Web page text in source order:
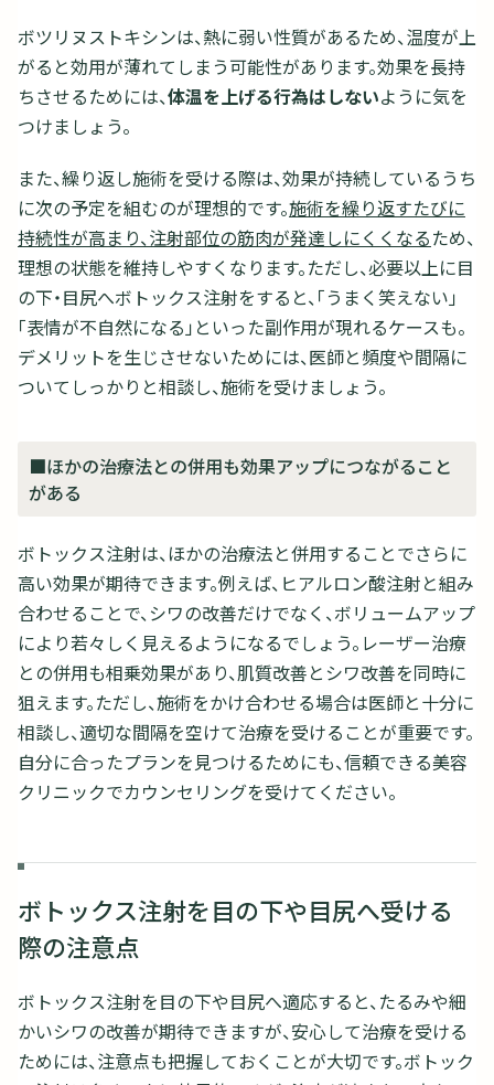
ボツリヌストキシンは、熱に弱い性質があるため、温度が上
がると効用が薄れてしまう可能性があります。効果を長持
ちさせるためには、体温を上げる行為はしないように気を
つけましょう。
また、繰り返し施術を受ける際は、効果が持続しているうち
に次の予定を組むのが理想的です。施術を繰り返すたびに
持続性が高まり、注射部位の筋肉が発達しにくくなるため、
理想の状態を維持しやすくなります。ただし、必要以上に目
の下・目尻へボトックス注射をすると、「うまく笑えない」
「表情が不自然になる」といった副作用が現れるケースも。
デメリットを生じさせないためには、医師と頻度や間隔に
ついてしっかりと相談し、施術を受けましょう。
■ほかの治療法との併用も効果アップにつながること
がある
ボトックス注射は、ほかの治療法と併用することでさらに
高い効果が期待できます。例えば、ヒアルロン酸注射と組み
合わせることで、シワの改善だけでなく、ボリュームアップ
により若々しく見えるようになるでしょう。レーザー治療
との併用も相乗効果があり、肌質改善とシワ改善を同時に
狙えます。ただし、施術をかけ合わせる場合は医師と十分に
相談し、適切な間隔を空けて治療を受けることが重要です。
自分に合ったプランを見つけるためにも、信頼できる美容
クリニックでカウンセリングを受けてください。
ボトックス注射を目の下や目尻へ受ける
際の注意点
ボトックス注射を目の下や目尻へ適応すると、たるみや細
かいシワの改善が期待できますが、安心して治療を受ける
ためには、注意点も把握しておくことが大切です。ボトック